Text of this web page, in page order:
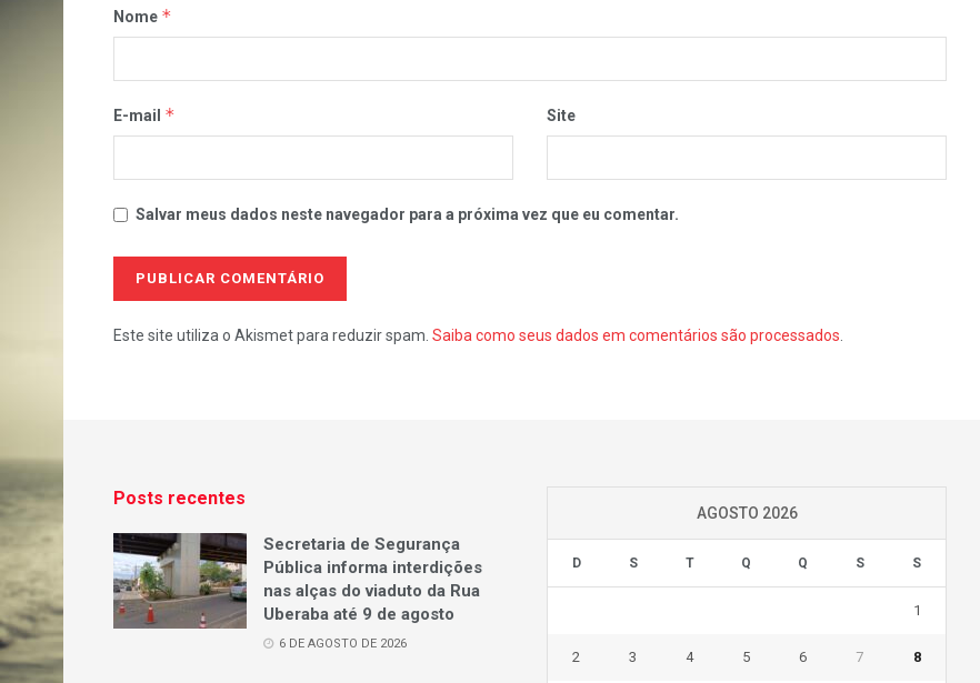
Nome *
E-mail * Site
Salvar meus dados neste navegador para a próxima vez que eu comentar.
Este site utiliza o Akismet para reduzir spam. Saiba como seus dados em comentários são processados.
Posts recentes
Secretaria de Segurança
Pública informa interdições
nas alças do viaduto da Rua
Uberaba até 9 de agosto
6 DE AGOSTO DE 2026
AGOSTO 2026
D S T Q Q S S
1
2 3 4 5 6 7 8